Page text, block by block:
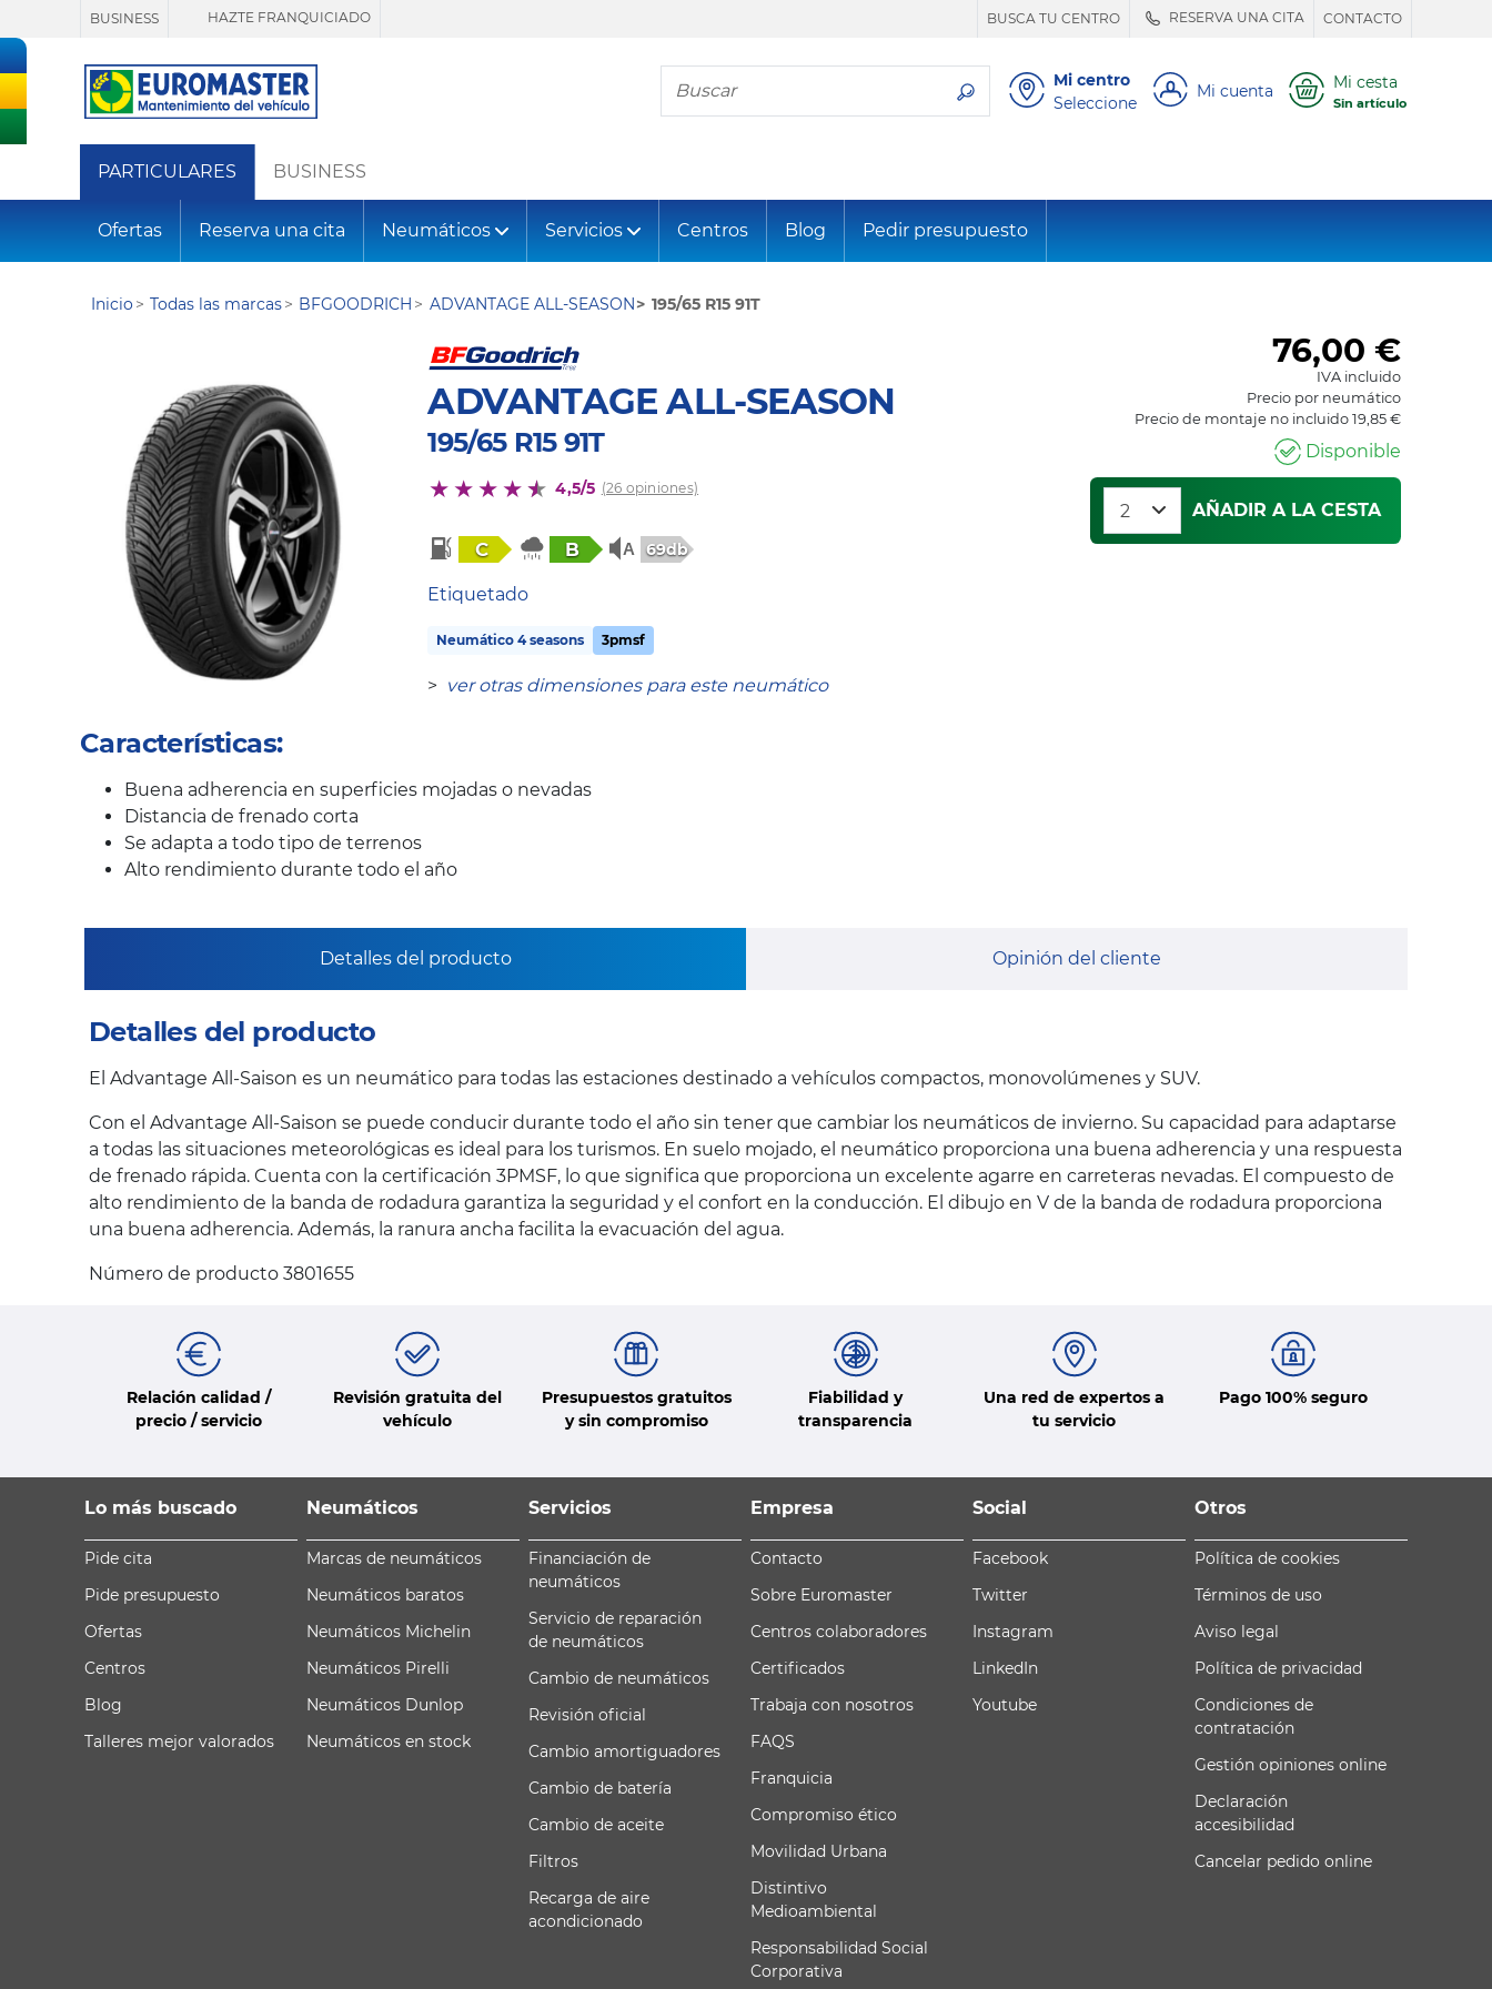
BUSINESS HAZTE FRANQUICIADO BUSCA TU CENTRO RESERVA UNA CITA CONTACTO
Busca tu neumático
Mi centro
Seleccione
Mi cuenta Mi cesta
Sin artículo
PARTICULARES BUSINESS
Ofertas Reserva una cita Neumáticos Servicios Centros Blog Pedir presupuesto
Inicio Todas las marcas BFGOODRICH ADVANTAGE ALL-SEASON 195/65 R15 91T
ADVANTAGE ALL-SEASON
195/65 R15 91T
4,5/5 (26 opiniones)
C B 69db
Etiquetado
Neumático 4 seasons 3pmsf
> ver otras dimensiones para este neumático
76,00 €
IVA incluido
Precio por neumático
Precio de montaje no incluido 19,85 €
Disponible
AÑADIR A LA CESTA
Características:
Buena adherencia en superficies mojadas o nevadas
Distancia de frenado corta
Se adapta a todo tipo de terrenos
Alto rendimiento durante todo el año
Detalles del producto Opinión del cliente
Detalles del producto
El Advantage All-Saison es un neumático para todas las estaciones destinado a vehículos compactos, monovolúmenes y SUV.
Con el Advantage All-Saison se puede conducir durante todo el año sin tener que cambiar los neumáticos de invierno. Su capacidad para adaptarse
a todas las situaciones meteorológicas es ideal para los turismos. En suelo mojado, el neumático proporciona una buena adherencia y una respuesta
de frenado rápida. Cuenta con la certificación 3PMSF, lo que significa que proporciona un excelente agarre en carreteras nevadas. El compuesto de
alto rendimiento de la banda de rodadura garantiza la seguridad y el confort en la conducción. El dibujo en V de la banda de rodadura proporciona
una buena adherencia. Además, la ranura ancha facilita la evacuación del agua.
Número de producto 3801655
Relación calidad /
precio / servicio
Revisión gratuita del
vehículo
Presupuestos gratuitos
y sin compromiso
Fiabilidad y
transparencia
Una red de expertos a
tu servicio
Pago 100% seguro
Lo más buscado
Pide cita
Pide presupuesto
Ofertas
Centros
Blog
Talleres mejor valorados
Neumáticos
Marcas de neumáticos
Neumáticos baratos
Neumáticos Michelin
Neumáticos Pirelli
Neumáticos Dunlop
Neumáticos en stock
Servicios
Financiación de
neumáticos
Servicio de reparación
de neumáticos
Cambio de neumáticos
Revisión oficial
Cambio amortiguadores
Cambio de batería
Cambio de aceite
Filtros
Recarga de aire
acondicionado
Empresa
Contacto
Sobre Euromaster
Centros colaboradores
Certificados
Trabaja con nosotros
FAQS
Franquicia
Compromiso ético
Movilidad Urbana
Distintivo
Medioambiental
Responsabilidad Social
Corporativa
Social
Facebook
Twitter
Instagram
LinkedIn
Youtube
Otros
Política de cookies
Términos de uso
Aviso legal
Política de privacidad
Condiciones de
contratación
Gestión opiniones online
Declaración
accesibilidad
Cancelar pedido online